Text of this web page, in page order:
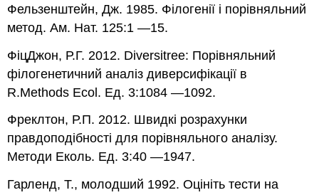
Фельзенштейн, Дж. 1985. Філогенії і порівняльний
метод. Ам. Нат. 125:1 —15.
ФіцДжон, Р.Г. 2012. Diversitree: Порівняльний
філогенетичний аналіз диверсифікації в
R.Methods Ecol. Ед. 3:1084 —1092.
Фреклтон, Р.П. 2012. Швидкі розрахунки
правдоподібності для порівняльного аналізу.
Методи Еколь. Ед. 3:40 —1947.
Гарленд, Т., молодший 1992. Оцініть тести на